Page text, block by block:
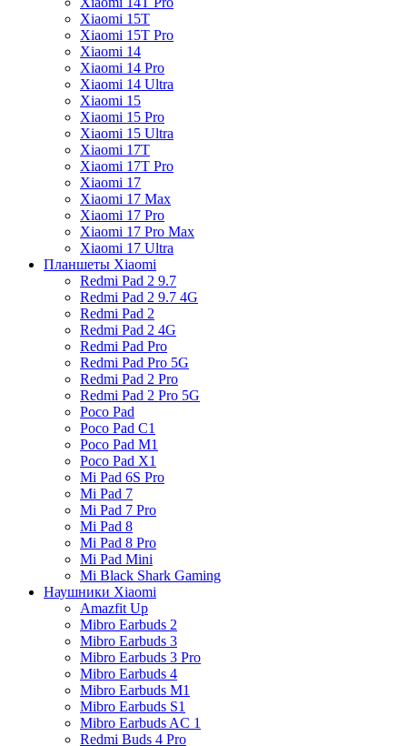
Xiaomi 15T
Xiaomi 15T Pro
Xiaomi 14
Xiaomi 14 Pro
Xiaomi 14 Ultra
Xiaomi 15
Xiaomi 15 Pro
Xiaomi 15 Ultra
Xiaomi 17T
Xiaomi 17T Pro
Xiaomi 17
Xiaomi 17 Max
Xiaomi 17 Pro
Xiaomi 17 Pro Max
Xiaomi 17 Ultra
Планшеты Xiaomi
Redmi Pad 2 9.7
Redmi Pad 2 9.7 4G
Redmi Pad 2
Redmi Pad 2 4G
Redmi Pad Pro
Redmi Pad Pro 5G
Redmi Pad 2 Pro
Redmi Pad 2 Pro 5G
Poco Pad
Poco Pad C1
Poco Pad M1
Poco Pad X1
Mi Pad 6S Pro
Mi Pad 7
Mi Pad 7 Pro
Mi Pad 8
Mi Pad 8 Pro
Mi Pad Mini
Mi Black Shark Gaming
Наушники Xiaomi
Amazfit Up
Mibro Earbuds 2
Mibro Earbuds 3
Mibro Earbuds 3 Pro
Mibro Earbuds 4
Mibro Earbuds M1
Mibro Earbuds S1
Mibro Earbuds AC 1
Redmi Buds 4 Pro